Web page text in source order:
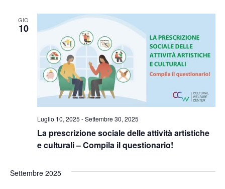
GIO
10
La prescrizione sociale delle attività artistiche
e culturali – Compila il questionario!
Luglio 10, 2025 -Settembre 30, 2025
Settembre 2025